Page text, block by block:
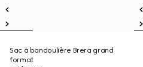
Sac à bandoulière Brera grand
format